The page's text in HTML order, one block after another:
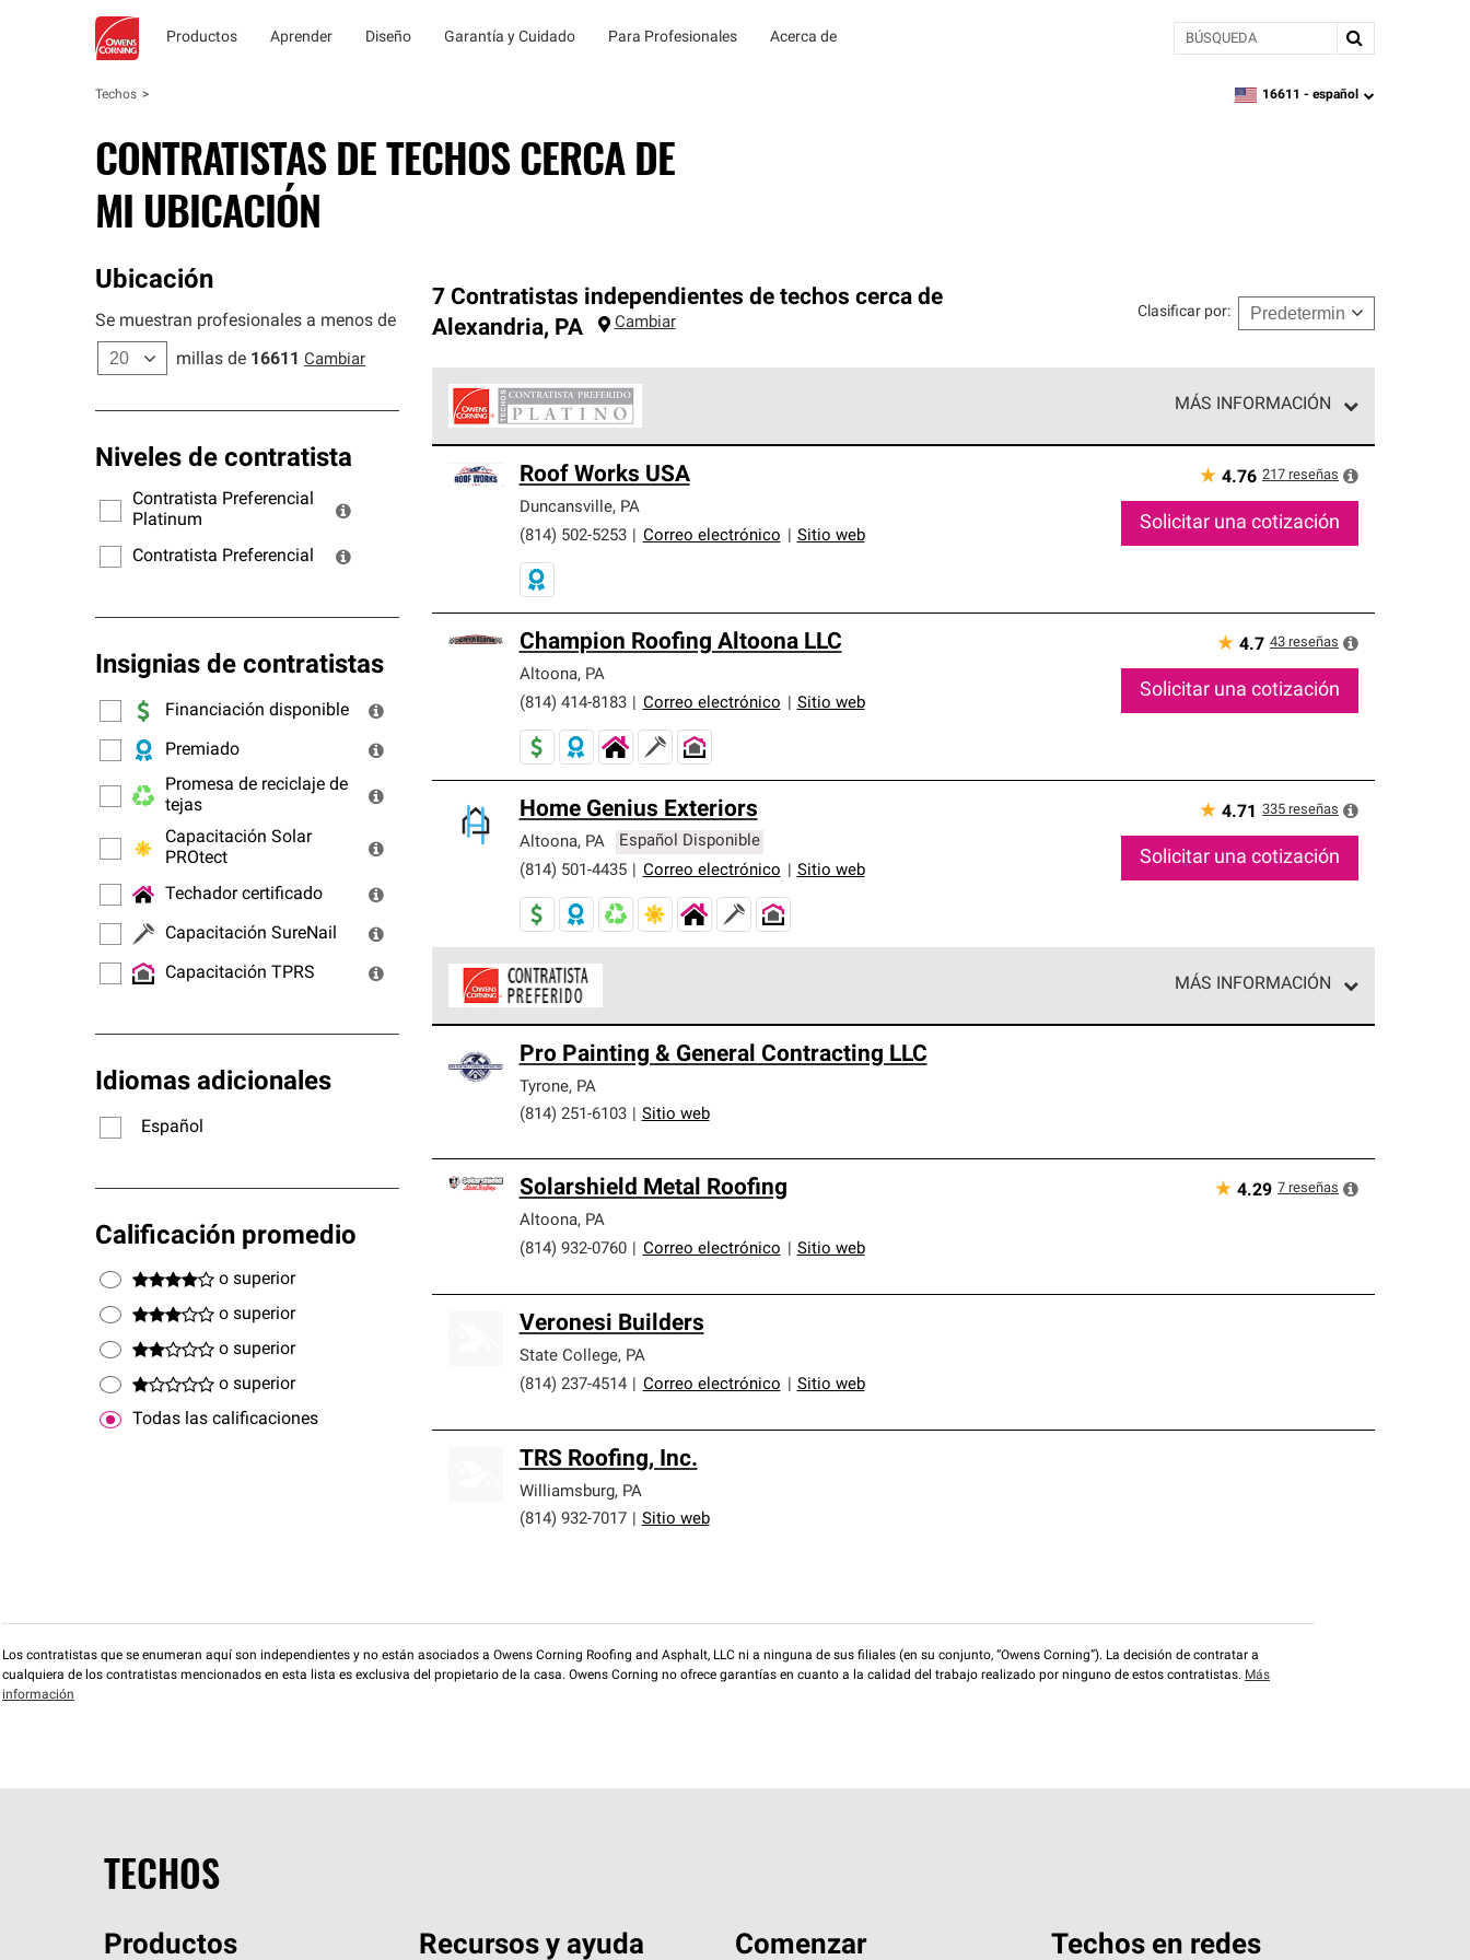
Productos Aprender Diseño Garantía y Cuidado Para Profesionales Acerca de BÚSQUEDA
Techos zipcode, language
16611 - español
CONTRATISTAS DE TECHOS CERCA DE
MI UBICACIÓN
Ubicación
Se muestran profesionales a menos de
millas de 16611 Cambiar
Niveles de contratista
Contratista Preferencial
Platinum
Contratista Preferencial
Insignias de contratistas
Financiación disponible
Premiado
Promesa de reciclaje de
tejas
Capacitación Solar
PROtect
Techador certificado
Capacitación SureNail
Capacitación TPRS
Idiomas adicionales
Español
Calificación promedio
o superior
o superior
o superior
o superior
Todas las calificaciones
7 Contratistas independientes de techos cerca de
Alexandria, PA Cambiar
Clasificar por:
MÁS INFORMACIÓN
cumplen con estándares estrictos de profesionalismo, confiabilidad y destreza incomparable. Solo ellos pueden
ofrecer nuestra mejor garantía de sistemas de techos.
Roof Works USA
Duncansville, PA
(814) 502-5253
Correo electrónico Sitio web
★ 4.76 217 reseñas
Solicitar una cotización
Champion Roofing Altoona LLC
Altoona, PA
(814) 414-8183
Correo electrónico Sitio web
★ 4.7 43 reseñas
Solicitar una cotización
Home Genius Exteriors
Altoona, PA
Español Disponible
(814) 501-4435
Correo electrónico Sitio web
★ 4.71 335 reseñas
Solicitar una cotización
MÁS INFORMACIÓN
cumplen con altos estándares y requisitos estrictos de profesionalismo y confiabilidad.
Pro Painting & General Contracting LLC
Tyrone, PA
(814) 251-6103
Sitio web
Solarshield Metal Roofing
Altoona, PA
(814) 932-0760
Correo electrónico Sitio web
★ 4.29 7 reseñas
Veronesi Builders
State College, PA
(814) 237-4514
Correo electrónico Sitio web
TRS Roofing, Inc.
Williamsburg, PA
(814) 932-7017
Sitio web
Los contratistas que se enumeran aquí son independientes y no están asociados a Owens Corning Roofing and Asphalt, LLC ni a ninguna de sus filiales (en su conjunto, “Owens Corning”). La decisión de contratar a
cualquiera de los contratistas mencionados en esta lista es exclusiva del propietario de la casa. Owens Corning no ofrece garantías en cuanto a la calidad del trabajo realizado por ninguno de estos contratistas. Más
información
TECHOS
Productos Recursos y ayuda Comenzar Techos en redes